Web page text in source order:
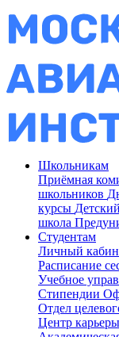
Школьникам
Приёмная
школьников
курсы
школа
Студентам
Личный
Расписание
Учебное
Стипендии
Отдел
Центр карьеры